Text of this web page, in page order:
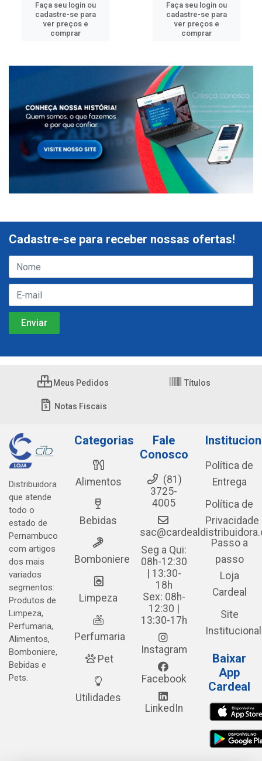
Faça seu login ou
cadastre-se para
ver preços e
comprar
Faça seu login ou
cadastre-se para
ver preços e
comprar
Cadastre-se para receber nossas ofertas!
Meus Pedidos Títulos
Notas Fiscais
Distribuidora
que atende
todo o
estado de
Pernambuco
com artigos
dos mais
variados
segmentos:
Produtos de
Limpeza,
Perfumaria,
Alimentos,
Bomboniere,
Bebidas e
Pets.
Categorias
Alimentos
Bebidas
Bomboniere
Limpeza
Perfumaria
Pet
Utilidades
Fale
Conosco
(81)
3725-
4005
Seg a Qui:
08h-12:30
| 13:30-
18h
Sex: 08h-
12:30 |
13:30-17h
Instagram
Facebook
LinkedIn
Política de
Entrega
Política de
Privacidade
Passo a
passo
Loja
Cardeal
Site
Institucional
Baixar
App
Cardeal